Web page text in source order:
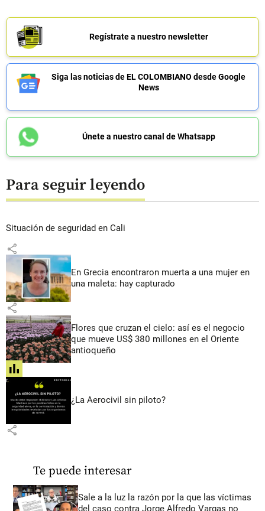
Regístrate a nuestro newsletter
Siga las noticias de EL COLOMBIANO desde Google
News
Únete a nuestro canal de Whatsapp
Para seguir leyendo
Situación de seguridad en Cali
share
En Grecia encontraron muerta a una mujer en
una maleta: hay capturado
share
Flores que cruzan el cielo: así es el negocio
que mueve US$ 380 millones en el Oriente
antioqueño
share
¿La Aerocivil sin piloto?
share
Te puede interesar
Sale a la luz la razón por la que las víctimas
del caso contra Jorge Alfredo Vargas no